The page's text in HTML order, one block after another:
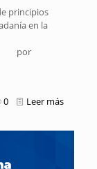
principios
en la
0 Leer más